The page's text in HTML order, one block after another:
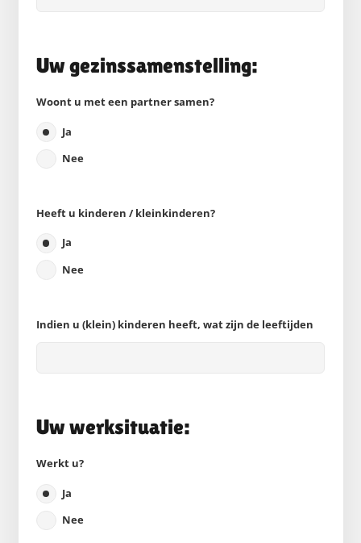
Uw gezinssamenstelling:
Woont u met een partner samen?
Ja
Nee
Heeft u kinderen / kleinkinderen?
Ja
Nee
Indien u (klein) kinderen heeft, wat zijn de leeftijden
Uw werksituatie:
Werkt u?
Ja
Nee